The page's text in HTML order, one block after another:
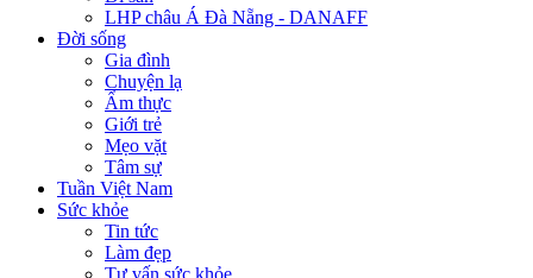
LHP châu Á Đà Nẵng - DANAFF
Đời sống
Gia đình
Chuyện lạ
Ẩm thực
Giới trẻ
Mẹo vặt
Tâm sự
Tuần Việt Nam
Sức khỏe
Tin tức
Làm đẹp
Tư vấn sức khỏe